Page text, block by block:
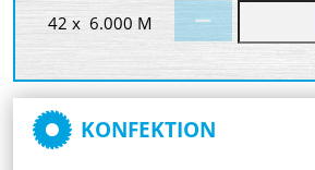
42 x 6.000 M
KONFEKTION